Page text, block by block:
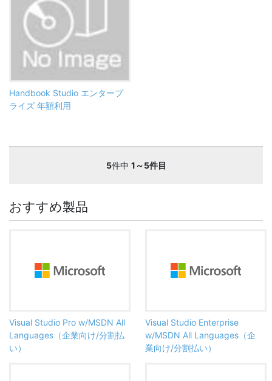
Handbook Studio エンタープ
ライズ 年額利用
5件中 1～5件目
おすすめ製品
Visual Studio Pro w/MSDN All
Languages（企業向け/分割払
い）
Visual Studio Enterprise
w/MSDN All Languages（企
業向け/分割払い）